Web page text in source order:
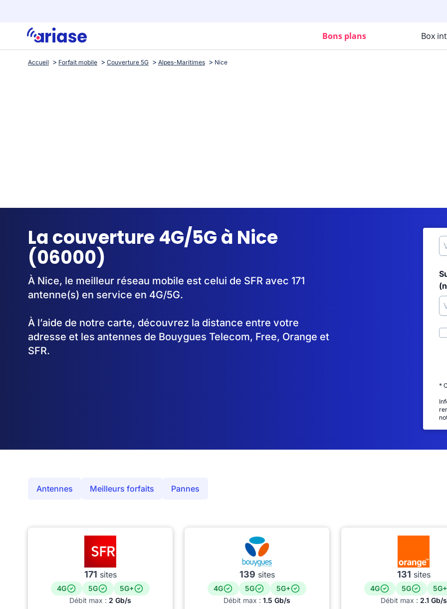
Bons plans Box
Accueil Forfait mobile Couverture 5G Alpes-Maritimes Nice
La couverture 4G/5G à Nice
(06000)
À Nice, le meilleur réseau mobile est celui de SFR avec 171
antenne(s) en service en 4G/5G.
À l’aide de notre carte, découvrez la distance entre votre
adresse et les antennes de Bouygues Telecom, Free, Orange et
SFR.
*
Antennes Meilleurs forfaits Pannes
171 sites
4G 5G
5G+
Débit max : 2 Gb/s
139 sites
4G 5G
5G+
Débit max : 1.5 Gb/s
131 sites
4G 5G
5G+
Débit max : 2.1 Gb/s